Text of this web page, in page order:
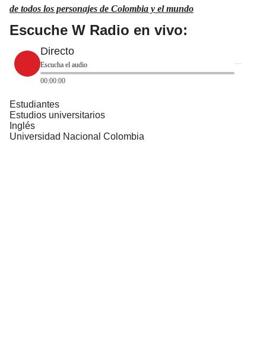
de todos los personajes de Colombia y el mundo
Escuche W Radio en vivo:
Directo
Escucha el audio
00:00:00
Estudiantes
Estudios universitarios
Inglés
Universidad Nacional Colombia